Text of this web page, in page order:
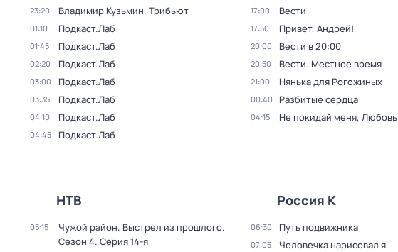
23:20 Владимир Кузьмин. Трибьют
01:10 Подкаст.Лаб
01:45 Подкаст.Лаб
02:20 Подкаст.Лаб
03:00 Подкаст.Лаб
03:35 Подкаст.Лаб
04:10 Подкаст.Лаб
04:45 Подкаст.Лаб
17:00 Вести
17:50 Привет, Андрей!
20:00 Вести в 20:00
20:50 Вести. Местное время
21:00 Нянька для Рогожиных
00:40 Разбитые сердца
04:15 Не покидай меня, Любовь
НТВ
05:15 Чужой район. Выстрел из прошлого.
Сезон 4. Серия 14-я
Россия К
06:30 Путь подвижника
07:05 Человечка нарисовал я